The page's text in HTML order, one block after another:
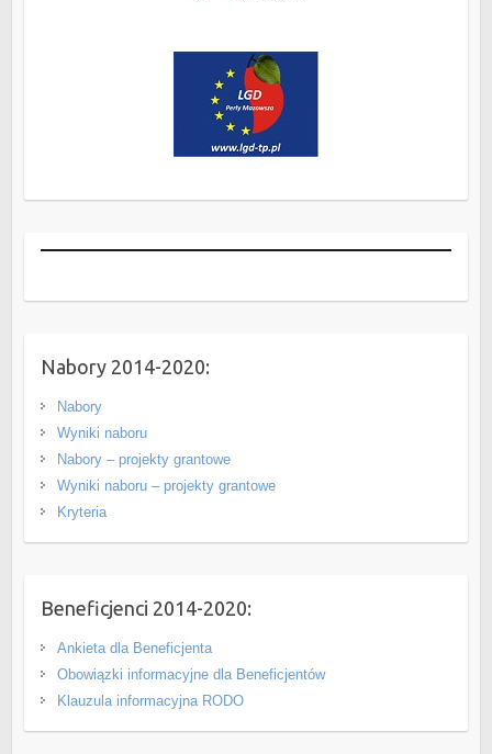
Nabory 2014-2020:
Nabory
Wyniki naboru
Nabory – projekty grantowe
Wyniki naboru – projekty grantowe
Kryteria
Beneficjenci 2014-2020:
Ankieta dla Beneficjenta
Obowiązki informacyjne dla Beneficjentów
Klauzula informacyjna RODO